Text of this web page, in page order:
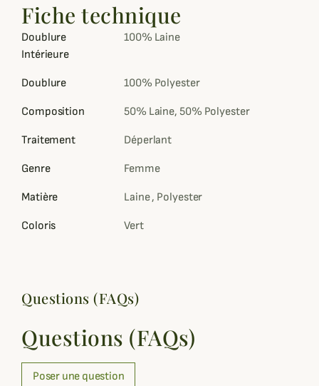
Fiche technique
Doublure
Intérieure
100% Laine
Doublure 100% Polyester
Composition 50% Laine, 50% Polyester
Traitement Déperlant
Genre Femme
Matière Laine , Polyester
Coloris Vert
Questions (FAQs)
Questions (FAQs)
Poser une question